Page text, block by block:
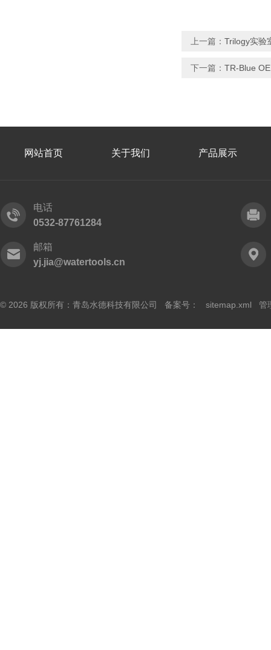
上一篇： Trilogy实验
下一篇： TR-Blue
网站首页 关于我们 产品展示
电话
0532-87761284
邮箱
yj.jia@watertools.cn
© 2026 版权所有：青岛水德科技有限公司 备案号： sitemap.xml 管